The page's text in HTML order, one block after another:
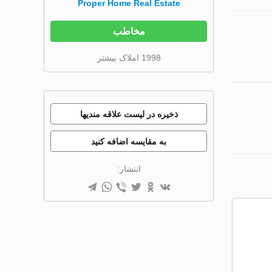
Proper Home Real Estate
مخاطب
1998 املاک بیشتر
ذخیره در لیست علاقه مندیها
به مقایسه اضافه کنید
انتشار: